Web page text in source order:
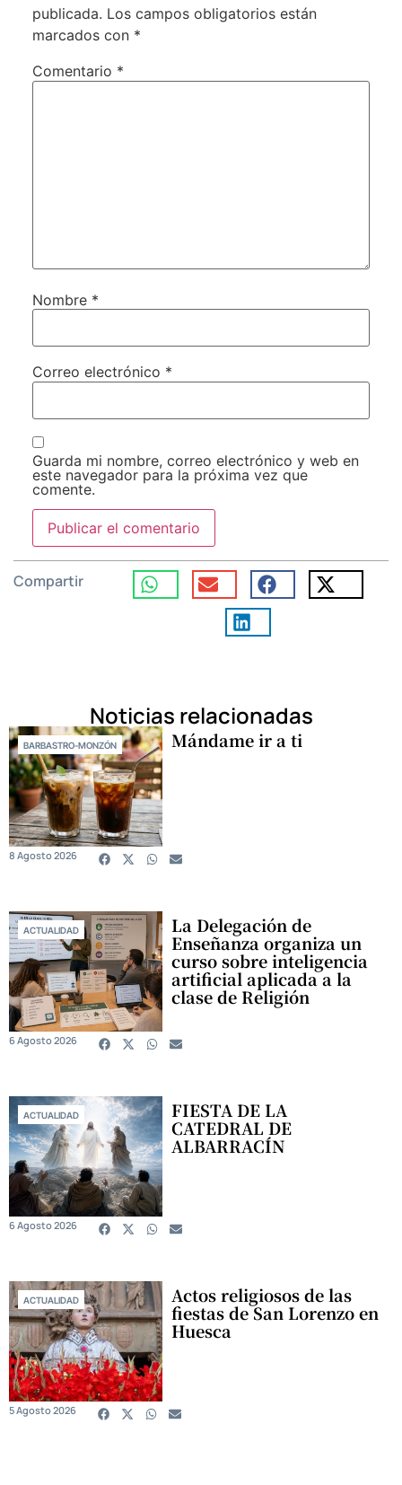
publicada. Los campos obligatorios están
marcados con *
Comentario *
Nombre *
Correo electrónico *
Guarda mi nombre, correo electrónico y web en
este navegador para la próxima vez que
comente.
Compartir
Noticias relacionadas
BARBASTRO-MONZÓN Mándame ir a ti
8 Agosto 2026
ACTUALIDAD La Delegación de
Enseñanza organiza un
curso sobre inteligencia
artificial aplicada a la
clase de Religión
6 Agosto 2026
ACTUALIDAD FIESTA DE LA
CATEDRAL DE
ALBARRACÍN
6 Agosto 2026
ACTUALIDAD Actos religiosos de las
fiestas de San Lorenzo en
Huesca
5 Agosto 2026